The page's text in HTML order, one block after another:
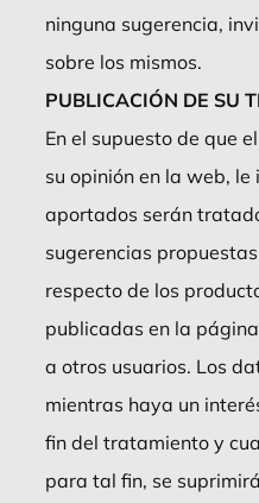
ninguna sugerencia,
sobre los mismos.
PUBLICACIÓN DE SU
En el supuesto de que
su opinión en la web,
aportados serán
sugerencias
respecto de los
publicadas en la
a otros usuarios. Los
mientras haya un
fin del tratamiento y
para tal fin, se